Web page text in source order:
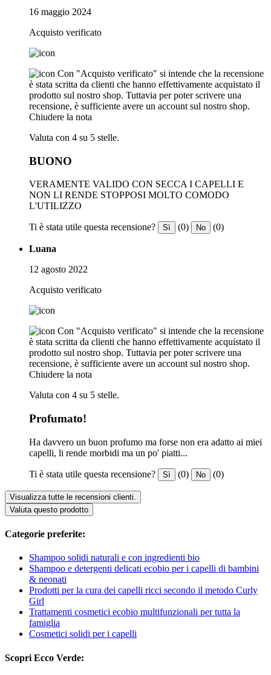
16 maggio 2024
Acquisto verificato
Con "Acquisto verificato" si intende che la recensione
è stata scritta da clienti che hanno effettivamente acquistato il
prodotto sul nostro shop. Tuttavia per poter scrivere una
recensione, è sufficiente avere un account sul nostro shop.
Chiudere la nota
Valuta con 4 su 5 stelle.
BUONO
VERAMENTE VALIDO CON SECCA I CAPELLI E
NON LI RENDE STOPPOSI MOLTO COMODO
L'UTILIZZO
Ti è stata utile questa recensione? Sì (0) No (0)
Luana
12 agosto 2022
Acquisto verificato
Con "Acquisto verificato" si intende che la recensione
è stata scritta da clienti che hanno effettivamente acquistato il
prodotto sul nostro shop. Tuttavia per poter scrivere una
recensione, è sufficiente avere un account sul nostro shop.
Chiudere la nota
Valuta con 4 su 5 stelle.
Profumato!
Ha davvero un buon profumo ma forse non era adatto ai miei
capelli, li rende morbidi ma un po' piatti...
Ti è stata utile questa recensione? Sì (0) No (0)
Visualizza tutte le recensioni clienti.
Valuta questo prodotto
Categorie preferite:
Shampoo solidi naturali e con ingredienti bio
Shampoo e detergenti delicati ecobio per i capelli di bambini
& neonati
Prodotti per la cura dei capelli ricci secondo il metodo Curly
Girl
Trattamenti cosmetici ecobio multifunzionali per tutta la
famiglia
Cosmetici solidi per i capelli
Scopri Ecco Verde: